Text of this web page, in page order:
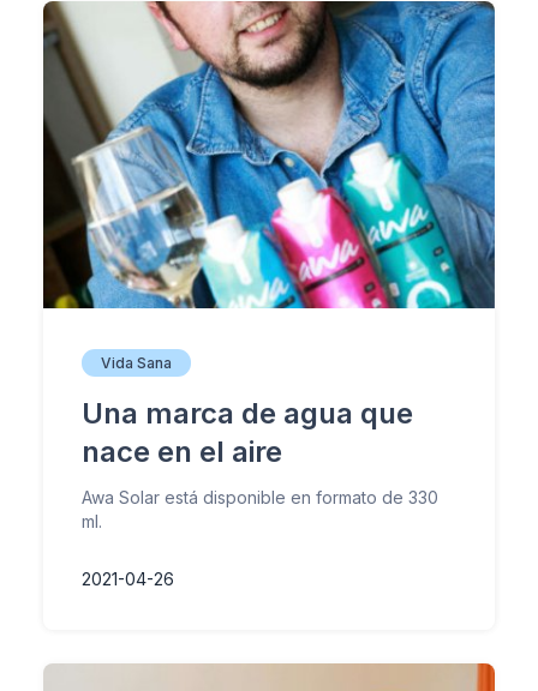
Vida Sana
Una marca de agua que
nace en el aire
Awa Solar está disponible en formato de 330
ml.
2021-04-26